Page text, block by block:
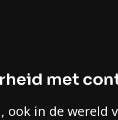
met
ook in de wereld